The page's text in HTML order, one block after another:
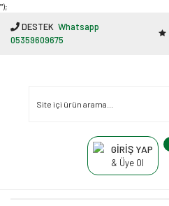
"');
DESTEK Whatsapp
05359609675
GİRİŞ YAP
& Üye Ol